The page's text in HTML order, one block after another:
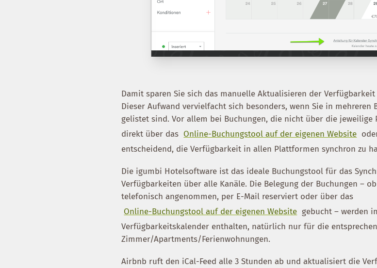
Damit sparen Sie sich das manuelle Aktualisieren der
Dieser Aufwand vervielfacht sich besonders, wenn Sie in mehreren
gelistet sind. Vor allem bei Buchungen, die nicht über die jeweilige
direkt über das Online-Buchungstool auf der eigenen Website
entscheidend, die Verfügbarkeit in allen Plattformen synchron zu
Die igumbi Hotelsoftware ist das ideale Buchungstool für das
Verfügbarkeiten über alle Kanäle. Die Belegung der Buchungen –
telefonisch angenommen, per E-Mail reserviert oder über das
Online-Buchungstool auf der eigenen Website gebucht – werden
Verfügbarkeitskalender enthalten, natürlich nur für die
Zimmer/Apartments/Ferienwohnungen.
Airbnb ruft den iCal-Feed alle 3 Stunden ab und aktualisiert die